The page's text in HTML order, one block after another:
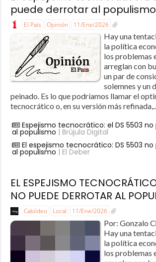
puede derrotar al populismo
El País Opinión 11/Ene/2026
Hay una
la política
los problemas
arreglan con
un par de
solemnes y un
peinado. Es lo que podríamos llamar el
tecnocrático o, en su versión más
Espejismo tecnocrático: el DS 5503
al populismo | Brújula Digital
El espejismo tecnocrático: DS 5503
al populismo | El Deber
EL ESPEJISMO
NO PUEDE DERROTAR AL
Cabildeo Local 11/Ene/2026
Por: Gonzalo
Hay una
la política
los problemas